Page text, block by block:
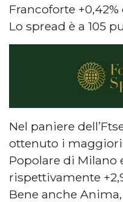
Francoforte +0,42%
Lo spread è a 105
Nel paniere
ottenuto i
Popolare di Milano
rispettivamente
Bene anche